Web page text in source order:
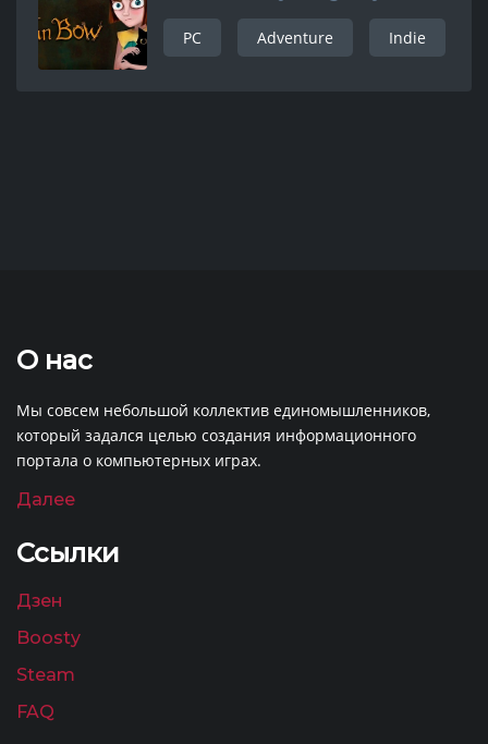
PC Adventure Indie
О нас
Мы совсем небольшой коллектив единомышленников,
который задался целью создания информационного
портала о компьютерных играх.
Далее
Ссылки
Дзен
Boosty
Steam
FAQ